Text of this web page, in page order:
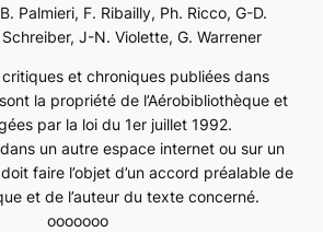
Palmieri, F. Ribailly, Ph. Ricco, G-D.
J-N. Violette, G. Warrener
et chroniques publiées dans
la propriété de l’Aérobibliothèque et
par la loi du 1er juillet 1992.
un autre espace internet ou sur un
faire l’objet d’un accord préalable de
et de l’auteur du texte concerné.
ooooooo